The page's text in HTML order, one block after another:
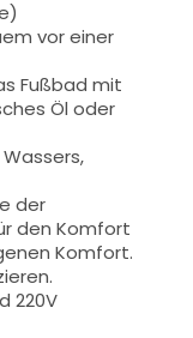
vor einer
Fußbad mit
Öl oder
,
der
den Komfort
Komfort.
220V